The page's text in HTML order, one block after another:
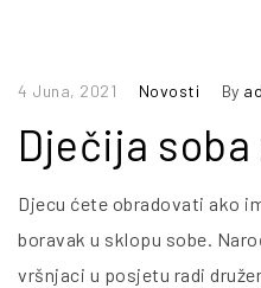
4 Juna, 2021 Novosti By
Dječija soba
Djecu ćete obradovati ako
boravak u sklopu sobe.
vršnjaci u posjetu radi